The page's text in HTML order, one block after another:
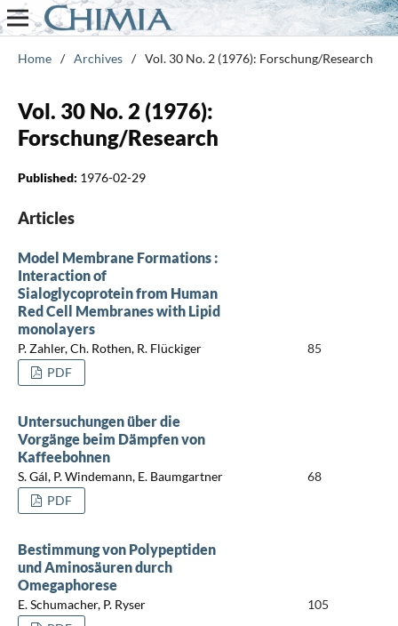
Home / Archives / Vol. 30 No. 2 (1976): Forschung/Research
Vol. 30 No. 2 (1976):
Forschung/Research
Published: 1976-02-29
Articles
Model Membrane Formations :
Interaction of
Sialoglycoprotein from Human
Red Cell Membranes with Lipid
monolayers
P. Zahler, Ch. Rothen, R. Flückiger
85
PDF
Untersuchungen über die
Vorgänge beim Dämpfen von
Kaffeebohnen
S. Gál, P. Windemann, E. Baumgartner
68
PDF
Bestimmung von Polypeptiden
und Aminosäuren durch
Omegaphorese
E. Schumacher, P. Ryser
105